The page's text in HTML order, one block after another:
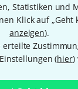
Statistiken und
Klick auf „Geht
anzeigen).
erteilte
(hier)